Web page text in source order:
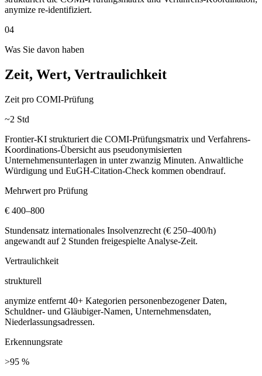
anymize re-identifiziert.
04
Was Sie davon haben
Zeit, Wert, Vertraulichkeit
Zeit pro COMI-Prüfung
~2 Std
Frontier-KI strukturiert die COMI-Prüfungsmatrix und Verfahrens-
Koordinations-Übersicht aus pseudonymisierten
Unternehmensunterlagen in unter zwanzig Minuten. Anwaltliche
Würdigung und EuGH-Citation-Check kommen obendrauf.
Mehrwert pro Prüfung
€ 400–800
Stundensatz internationales Insolvenzrecht (€ 250–400/h)
angewandt auf 2 Stunden freigespielte Analyse-Zeit.
Vertraulichkeit
strukturell
anymize entfernt 40+ Kategorien personenbezogener Daten,
Schuldner- und Gläubiger-Namen, Unternehmensdaten,
Niederlassungsadressen.
Erkennungsrate
>95 %